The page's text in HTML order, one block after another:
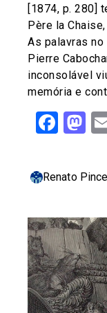
[1874, p. 280]
Père la
As palavras
Pierre
inconsolável
memória e
Renato